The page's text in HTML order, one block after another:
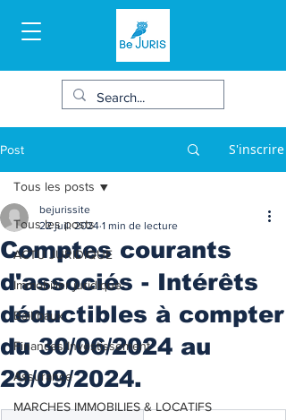
Post S'inscrire
Tous les posts
ACTU JURIDIQUE
Immobilier juridique
Bail/baux
Finances/Investissement
Assurance
MARCHES IMMOBILIES & LOCATIFS
Tous les posts
Comptes courants
d'associés - Intérêts
déductibles à compter
du 30/06/2024 au
29/09/2024.
bejurissite
22 juil. 2024 1 min de lecture